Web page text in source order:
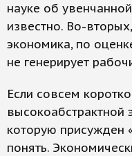
науке об
известно. Во-
экономика, по
не генерирует
Если совсем
высокоабстрактной
которую присужден
понять.